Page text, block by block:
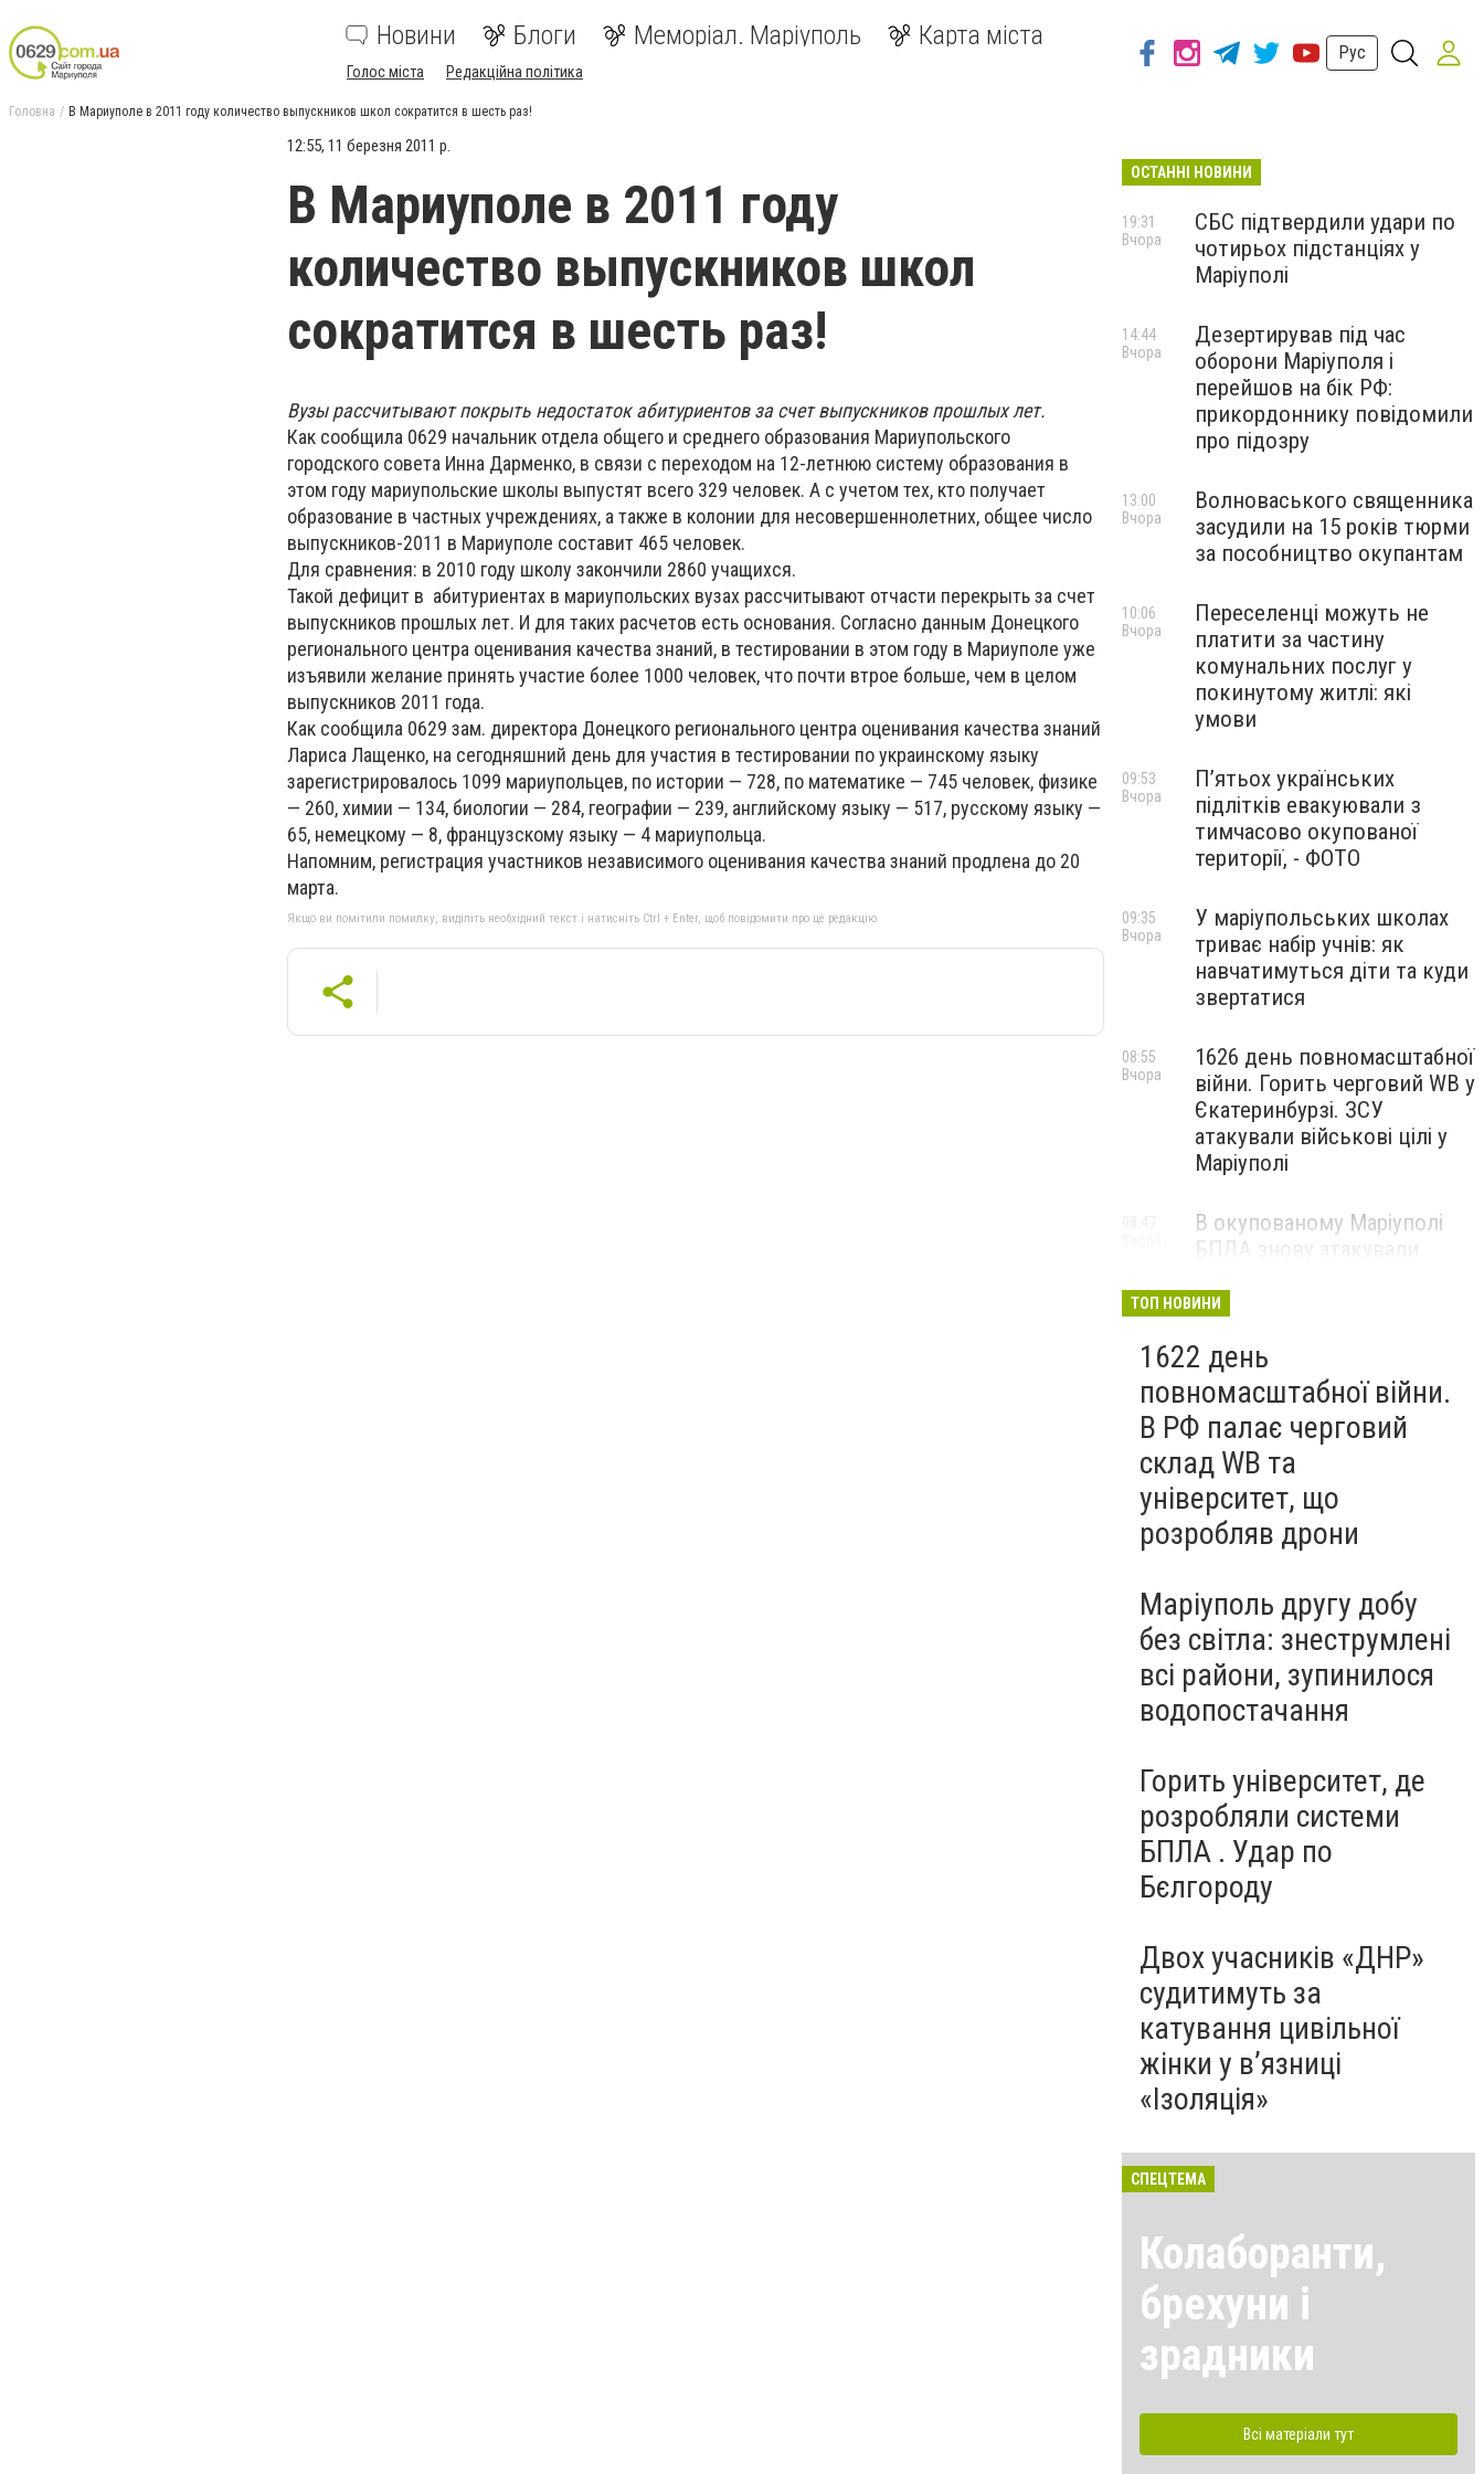
Новини Блоги Меморіал. Маріуполь Карта міста
Голос міста Редакційна політика
Рус
Головна В Мариуполе в 2011 году количество выпускников школ сократится в шесть раз!
12:55, 11 березня 2011 р.
В Мариуполе в 2011 году
количество выпускников школ
сократится в шесть раз!
Вузы рассчитывают покрыть недостаток абитуриентов за счет выпускников прошлых лет.
Как сообщила 0629 начальник отдела общего и среднего образования Мариупольского
городского совета Инна Дарменко, в связи с переходом на 12-летнюю систему образования в
этом году мариупольские школы выпустят всего 329 человек. А с учетом тех, кто получает
образование в частных учреждениях, а также в колонии для несовершеннолетних, общее число
выпускников-2011 в Мариуполе составит 465 человек.
Для сравнения: в 2010 году школу закончили 2860 учащихся.
Такой дефицит в абитуриентах в мариупольских вузах рассчитывают отчасти перекрыть за счет
выпускников прошлых лет. И для таких расчетов есть основания. Согласно данным Донецкого
регионального центра оценивания качества знаний, в тестировании в этом году в Мариуполе уже
изъявили желание принять участие более 1000 человек, что почти втрое больше, чем в целом
выпускников 2011 года.
Как сообщила 0629 зам. директора Донецкого регионального центра оценивания качества знаний
Лариса Лащенко, на сегодняшний день для участия в тестировании по украинскому языку
зарегистрировалось 1099 мариупольцев, по истории — 728, по математике — 745 человек, физике
— 260, химии — 134, биологии — 284, географии — 239, английскому языку — 517, русскому языку —
65, немецкому — 8, французскому языку — 4 мариупольца.
Напомним, регистрация участников независимого оценивания качества знаний продлена до 20
марта.
Якщо ви помітили помилку, виділіть необхідний текст і натисніть Ctrl + Enter, щоб повідомити про це редакцію
ОСТАННІ НОВИНИ
СБС підтвердили удари по
чотирьох підстанціях у
Маріуполі
19:31
Вчора
Дезертирував під час
оборони Маріуполя і
перейшов на бік РФ:
прикордоннику повідомили
про підозру
14:44
Вчора
Волноваського священника
засудили на 15 років тюрми
за пособництво окупантам
13:00
Вчора
Переселенці можуть не
платити за частину
комунальних послуг у
покинутому житлі: які
умови
10:06
Вчора
П’ятьох українських
підлітків евакуювали з
тимчасово окупованої
території, - ФОТО
09:53
Вчора
У маріупольських школах
триває набір учнів: як
навчатимуться діти та куди
звертатися
09:35
Вчора
1626 день повномасштабної
війни. Горить черговий WB у
Єкатеринбурзі. ЗСУ
атакували військові цілі у
Маріуполі
08:55
Вчора
В окупованому Маріуполі
БПЛА знову атакували
— ВІДЕО
ТОП НОВИНИ
1622 день
повномасштабної війни.
В РФ палає черговий
склад WB та
університет, що
розробляв дрони
Маріуполь другу добу
без світла: знеструмлені
всі райони, зупинилося
водопостачання
Горить університет, де
розробляли системи
БПЛА . Удар по
Бєлгороду
Двох учасників «ДНР»
судитимуть за
катування цивільної
жінки у в’язниці
«Ізоляція»
СПЕЦТЕМА
Колаборанти,
брехуни і
зрадники
Всі матеріали тут